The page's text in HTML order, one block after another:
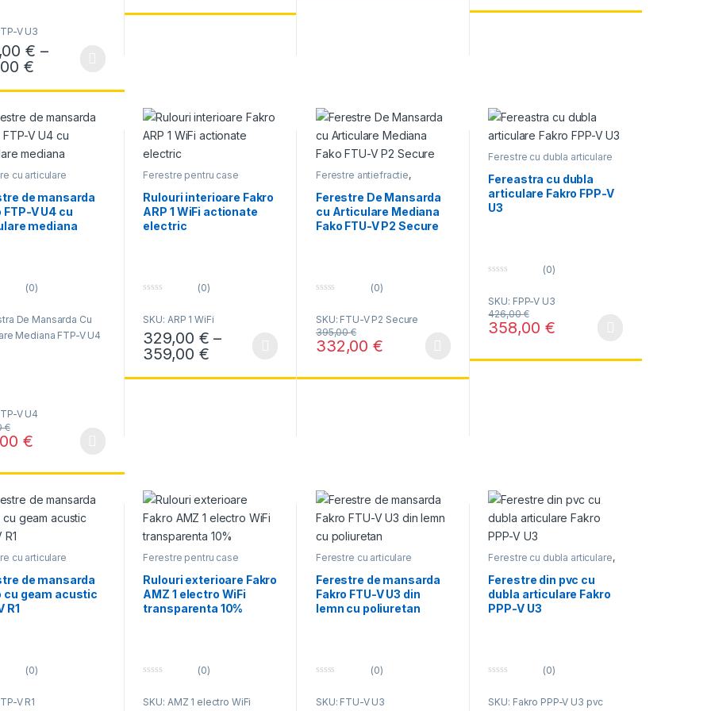
V U3
€ –
€Interval de prețuri: 269,00 € până la 657,00 €
are mai multe variații. Opțiunile pot fi alese în pagina produsului.
cu articulare
de mansarda
FTP-V U4 cu
mediana
(0)
De Mansarda Cu
Mediana FTP-V U4
V U4
€
€
are mai multe variații. Opțiunile pot fi alese în pagina produsului.
Ferestre pentru case
inteligente WIfI
Rulouri interioare Fakro
ARP 1 WiFi actionate
electric
u
o
f
5
(0)
SKU: ARP 1 WiFi
329,00 € –
359,00 €Interval de prețuri: 329,00 € până la 359,00 €
Acest produs are mai multe variații. Opțiunile pot fi alese în pagina produsului.
Ferestre antiefractie,
mediana
Ferestre De Mansarda
cu Articulare Mediana
Fako FTU-V P2 Secure
u
t
o
f
(0)
SKU: FTU-V P2 Secure
332,00€
395,00€
Acest produs are mai multe variații. Opțiunile pot fi alese în pagina produsului.
Ferestre cu dubla articulare
Fereastra cu dubla
articulare Fakro FPP-V
U3
u
t
o
f
(0)
SKU: FPP-V U3
358,00 €
426,00€
Acest produs are mai multe variații.
cu articulare
de mansarda
cu geam acustic
R1
(0)
V R1
Ferestre pentru case
inteligente WIfI
Rulouri exterioare Fakro
AMZ 1 electro WiFi
transparenta 10%
u
(0)
SKU: AMZ 1 electro WiFi
Ferestre cu articulare
la umiditate
Ferestre de mansarda
Fakro FTU-V U3 din
lemn cu poliuretan
u
(0)
SKU: FTU-V U3
Ferestre cu dubla articulare,
umiditate
Ferestre din pvc cu
dubla articulare Fakro
PPP-V U3
u
(0)
SKU: Fakro PPP-V U3 pvc